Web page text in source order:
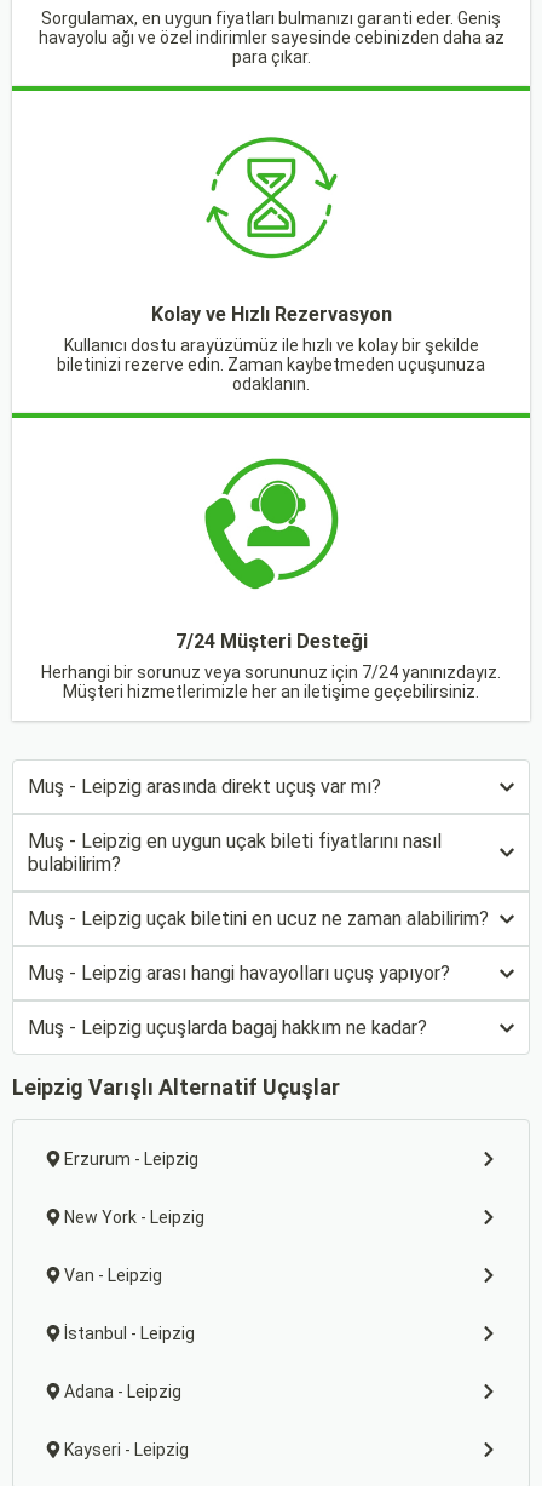
Sorgulamax, en uygun fiyatları bulmanızı garanti eder. Geniş
havayolu ağı ve özel indirimler sayesinde cebinizden daha az
para çıkar.
Kolay ve Hızlı Rezervasyon
Kullanıcı dostu arayüzümüz ile hızlı ve kolay bir şekilde
biletinizi rezerve edin. Zaman kaybetmeden uçuşunuza
odaklanın.
7/24 Müşteri Desteği
Herhangi bir sorunuz veya sorununuz için 7/24 yanınızdayız.
Müşteri hizmetlerimizle her an iletişime geçebilirsiniz.
Muş - Leipzig arasında direkt uçuş var mı?
Muş - Leipzig en uygun uçak bileti fiyatlarını nasıl
bulabilirim?
Muş - Leipzig uçak biletini en ucuz ne zaman alabilirim?
Muş - Leipzig arası hangi havayolları uçuş yapıyor?
Muş - Leipzig uçuşlarda bagaj hakkım ne kadar?
Leipzig Varışlı Alternatif Uçuşlar
Erzurum - Leipzig
New York - Leipzig
Van - Leipzig
İstanbul - Leipzig
Adana - Leipzig
Kayseri - Leipzig